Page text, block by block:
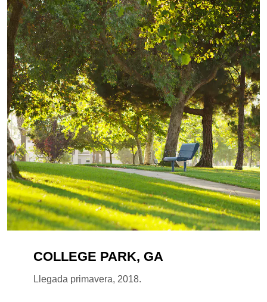
COLLEGE PARK, GA
Llegada primavera, 2018.